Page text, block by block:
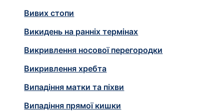
Вивих стопи
Викидень на ранніх термінах
Викривлення носової перегородки
Викривлення хребта
Випадіння матки та піхви
Випадіння прямої кишки